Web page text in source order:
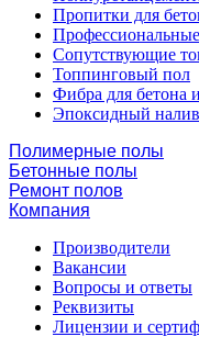
Пропитки для
Сопутствующие
Топпинговый пол
Фибра для бетона
Эпоксидный
Полимерные полы
Бетонные полы
Ремонт полов
Компания
Производители
Вакансии
Вопросы и ответы
Реквизиты
Лицензии и